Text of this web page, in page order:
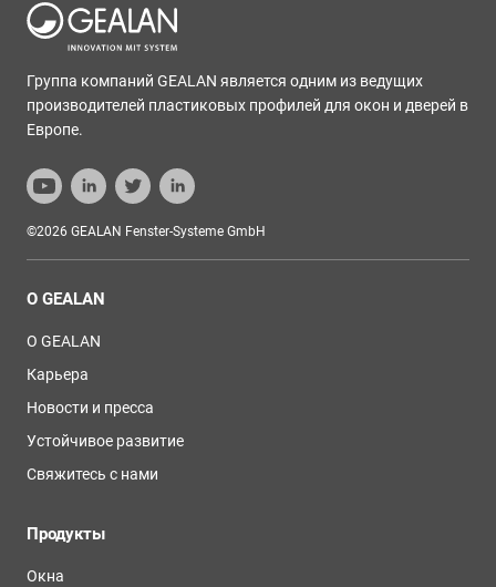
Группа компаний GEALAN является одним из ведущих
производителей пластиковых профилей для окон и дверей в
Европе.
©2026 GEALAN Fenster-Systeme GmbH
О GEALAN
О GEALAN
Карьера
Новости и пресса
Устойчивое развитие
Свяжитесь с нами
Продукты
Окна